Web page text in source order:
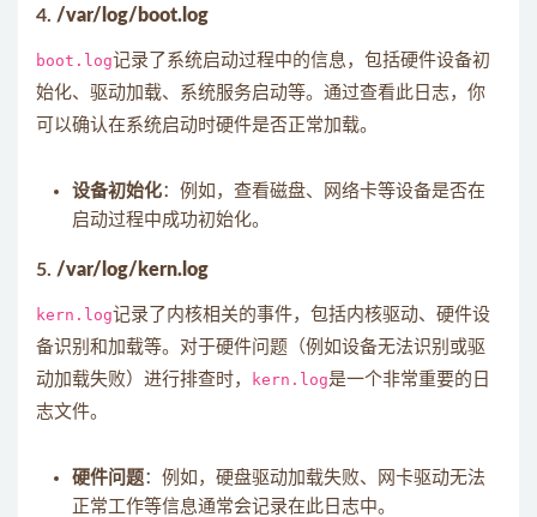
4. /var/log/boot.log
boot.log记录了系统启动过程中的信息，包括硬件设备初
始化、驱动加载、系统服务启动等。通过查看此日志，你
可以确认在系统启动时硬件是否正常加载。
设备初始化：例如，查看磁盘、网络卡等设备是否在
启动过程中成功初始化。
5. /var/log/kern.log
kern.log记录了内核相关的事件，包括内核驱动、硬件设
备识别和加载等。对于硬件问题（例如设备无法识别或驱
动加载失败）进行排查时，
kern.log是一个非常重要的日
志文件。
硬件问题：例如，硬盘驱动加载失败、网卡驱动无法
正常工作等信息通常会记录在此日志中。